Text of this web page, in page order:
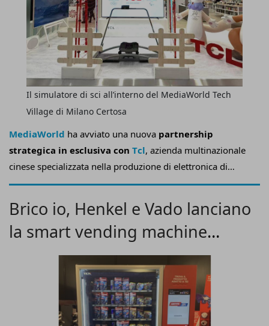
MediaWorld ha avviato una nuova partnership
strategica in esclusiva con Tcl, azienda multinazionale
cinese specializzata nella produzione di elettronica di
consumo, dando vita a un articolatoprogetto di co-
ad ampia scala, attivazioni dedicate e momenti di
interazione diretta all’interno dei punti vendita
Il simulatore di sci all’interno del MediaWorld Tech
Village di Milano Certosa
Brico io, Henkel e Vado lanciano
la smart vending machine
interattiva